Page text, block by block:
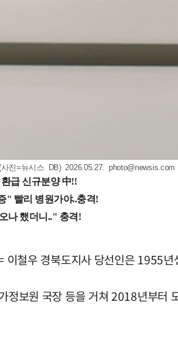
진=뉴시스 DB) 2026.05.27. photo@newsis.com
이철우 경북도지사 당선인은 1955
정보원 국장 등을 거쳐 2018년부터